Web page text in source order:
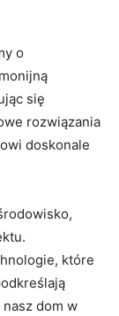
o
się
rozwiązania
doskonale​
które
dom w